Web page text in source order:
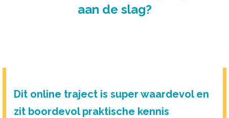
aan de slag?
Dit online traject is super waardevol en
zit boordevol praktische kennis